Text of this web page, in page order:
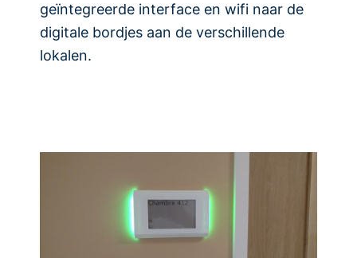
geïntegreerde interface en wifi naar de
digitale bordjes aan de verschillende
lokalen.